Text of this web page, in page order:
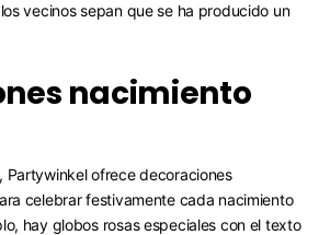
vecinos sepan que se ha producido un
nacimiento
Partywinkel ofrece decoraciones
celebrar festivamente cada nacimiento
hay globos rosas especiales con el texto